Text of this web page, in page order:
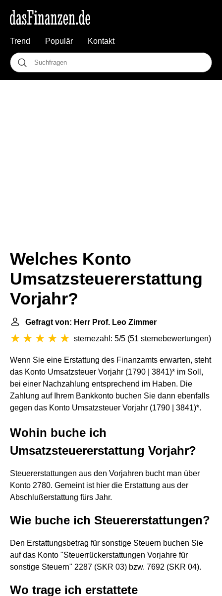
Trend Populär Kontakt
Welches Konto
Umsatzsteuererstattung
Vorjahr?
Gefragt von: Herr Prof. Leo Zimmer
sternezahl: 5/5 (51 sternebewertungen)
Wenn Sie eine Erstattung des Finanzamts erwarten, steht
das Konto Umsatzsteuer Vorjahr (1790 | 3841)* im Soll,
bei einer Nachzahlung entsprechend im Haben. Die
Zahlung auf Ihrem Bankkonto buchen Sie dann ebenfalls
gegen das Konto Umsatzsteuer Vorjahr (1790 | 3841)*.
Wohin buche ich
Umsatzsteuererstattung Vorjahr?
Steuererstattungen aus den Vorjahren bucht man über
Konto 2780. Gemeint ist hier die Erstattung aus der
Abschlußerstattung fürs Jahr.
Wie buche ich Steuererstattungen?
Den Erstattungsbetrag für sonstige Steuern buchen Sie
auf das Konto "Steuerrückerstattungen Vorjahre für
sonstige Steuern" 2287 (SKR 03) bzw. 7692 (SKR 04).
Wo trage ich erstattete